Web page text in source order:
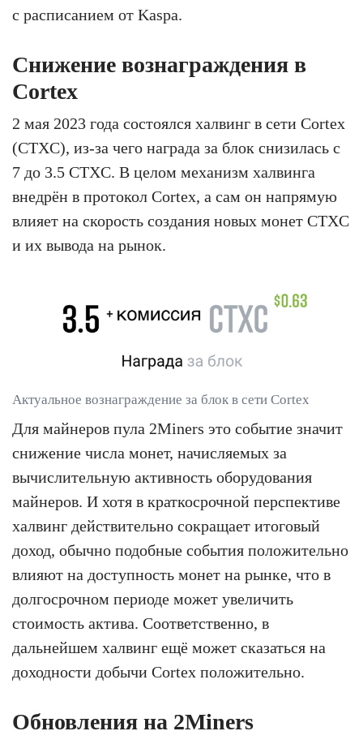
с расписанием от Kaspa.
Снижение вознаграждения в
Cortex
2 мая 2023 года состоялся халвинг в сети Cortex
(CTXC), из-за чего награда за блок снизилась с
7 до 3.5 CTXC. В целом механизм халвинга
внедрён в протокол Cortex, а сам он напрямую
влияет на скорость создания новых монет CTXC
и их вывода на рынок.
Актуальное вознаграждение за блок в сети Cortex
Для майнеров пула 2Miners это событие значит
снижение числа монет, начисляемых за
вычислительную активность оборудования
майнеров. И хотя в краткосрочной перспективе
халвинг действительно сокращает итоговый
доход, обычно подобные события положительно
влияют на доступность монет на рынке, что в
долгосрочном периоде может увеличить
стоимость актива. Соответственно, в
дальнейшем халвинг ещё может сказаться на
доходности добычи Cortex положительно.
Обновления на 2Miners